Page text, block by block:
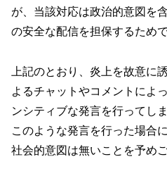
が、当該対応は政治的意図を
の安全な配信を担保するため
上記のとおり、炎上を故意に
よるチャットやコメントによ
ンシティブな発言を行ってし
このような発言を行った場合
社会的意図は無いことを予め